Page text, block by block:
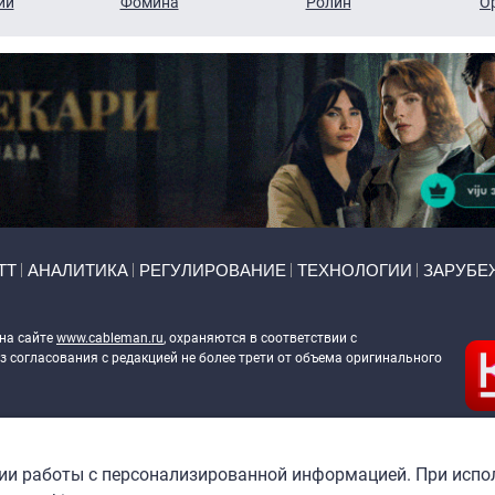
АНАЛИТИКА РЕГУЛИРОВАНИЕ ТЕХНОЛОГИИ
сайте www.cableman.ru, охраняются в соответствии с
с редакцией не более трети от объема оригинального
работы с персонализированной информацией. При